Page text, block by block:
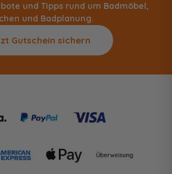
und Tipps rund um Badmöbel,
und Badplanung.
Gutschein sichern